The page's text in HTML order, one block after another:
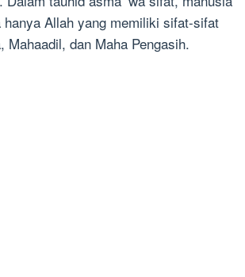
hanya Allah yang memiliki sifat-sifat
Mahaadil, dan Maha Pengasih.